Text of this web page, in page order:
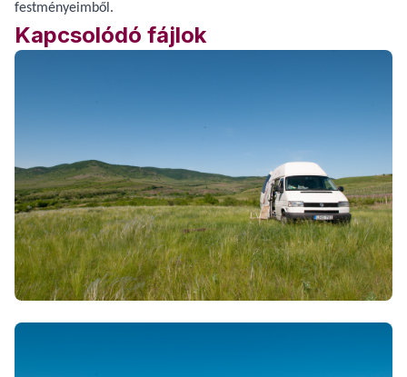
festményeimből.
Kapcsolódó fájlok